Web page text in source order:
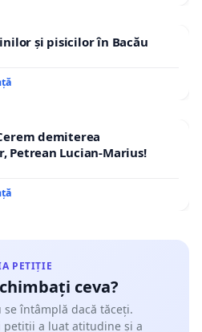
și pisicilor în Bacău
demiterea
Lucian-Marius!
PETIȚIE
ceva?
se întâmplă dacă tăceți.
petiții a luat atitudine și a